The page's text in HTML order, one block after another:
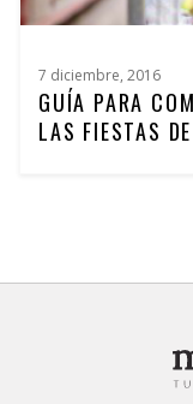
7 diciembre, 2016
GUÍA PARA
LAS FIESTAS